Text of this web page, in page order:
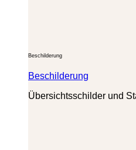
Beschilderung
Beschilderung
Übersichtsschilder und